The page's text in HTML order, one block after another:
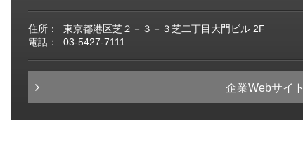
住所：
東京都港区芝２－３－３芝二丁目大門ビル 2F
電話：
03-5427-7111
企業Webサイト